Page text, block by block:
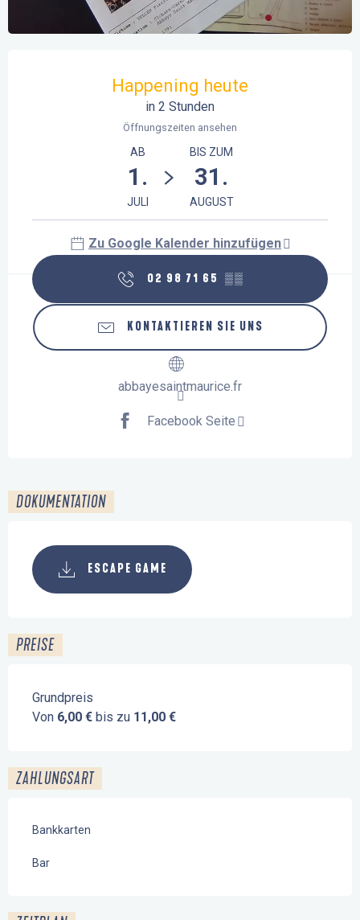
Happening heute
in 2 Stunden
Öffnungszeiten ansehen
AB
1.
JULI
BIS ZUM
31.
AUGUST
Zu Google Kalender hinzufügen
02 98 71 65 ▒▒
KONTAKTIEREN SIE UNS
abbayesaintmaurice.fr
Facebook Seite
DOKUMENTATION
ESCAPE GAME
PREISE
Grundpreis
Von 6,00 € bis zu 11,00 €
ZAHLUNGSART
Bankkarten
Bar